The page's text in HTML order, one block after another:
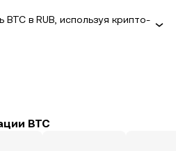
в RUB, используя крипто-
BTC